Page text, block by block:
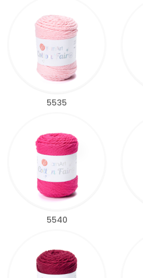
5535
5540